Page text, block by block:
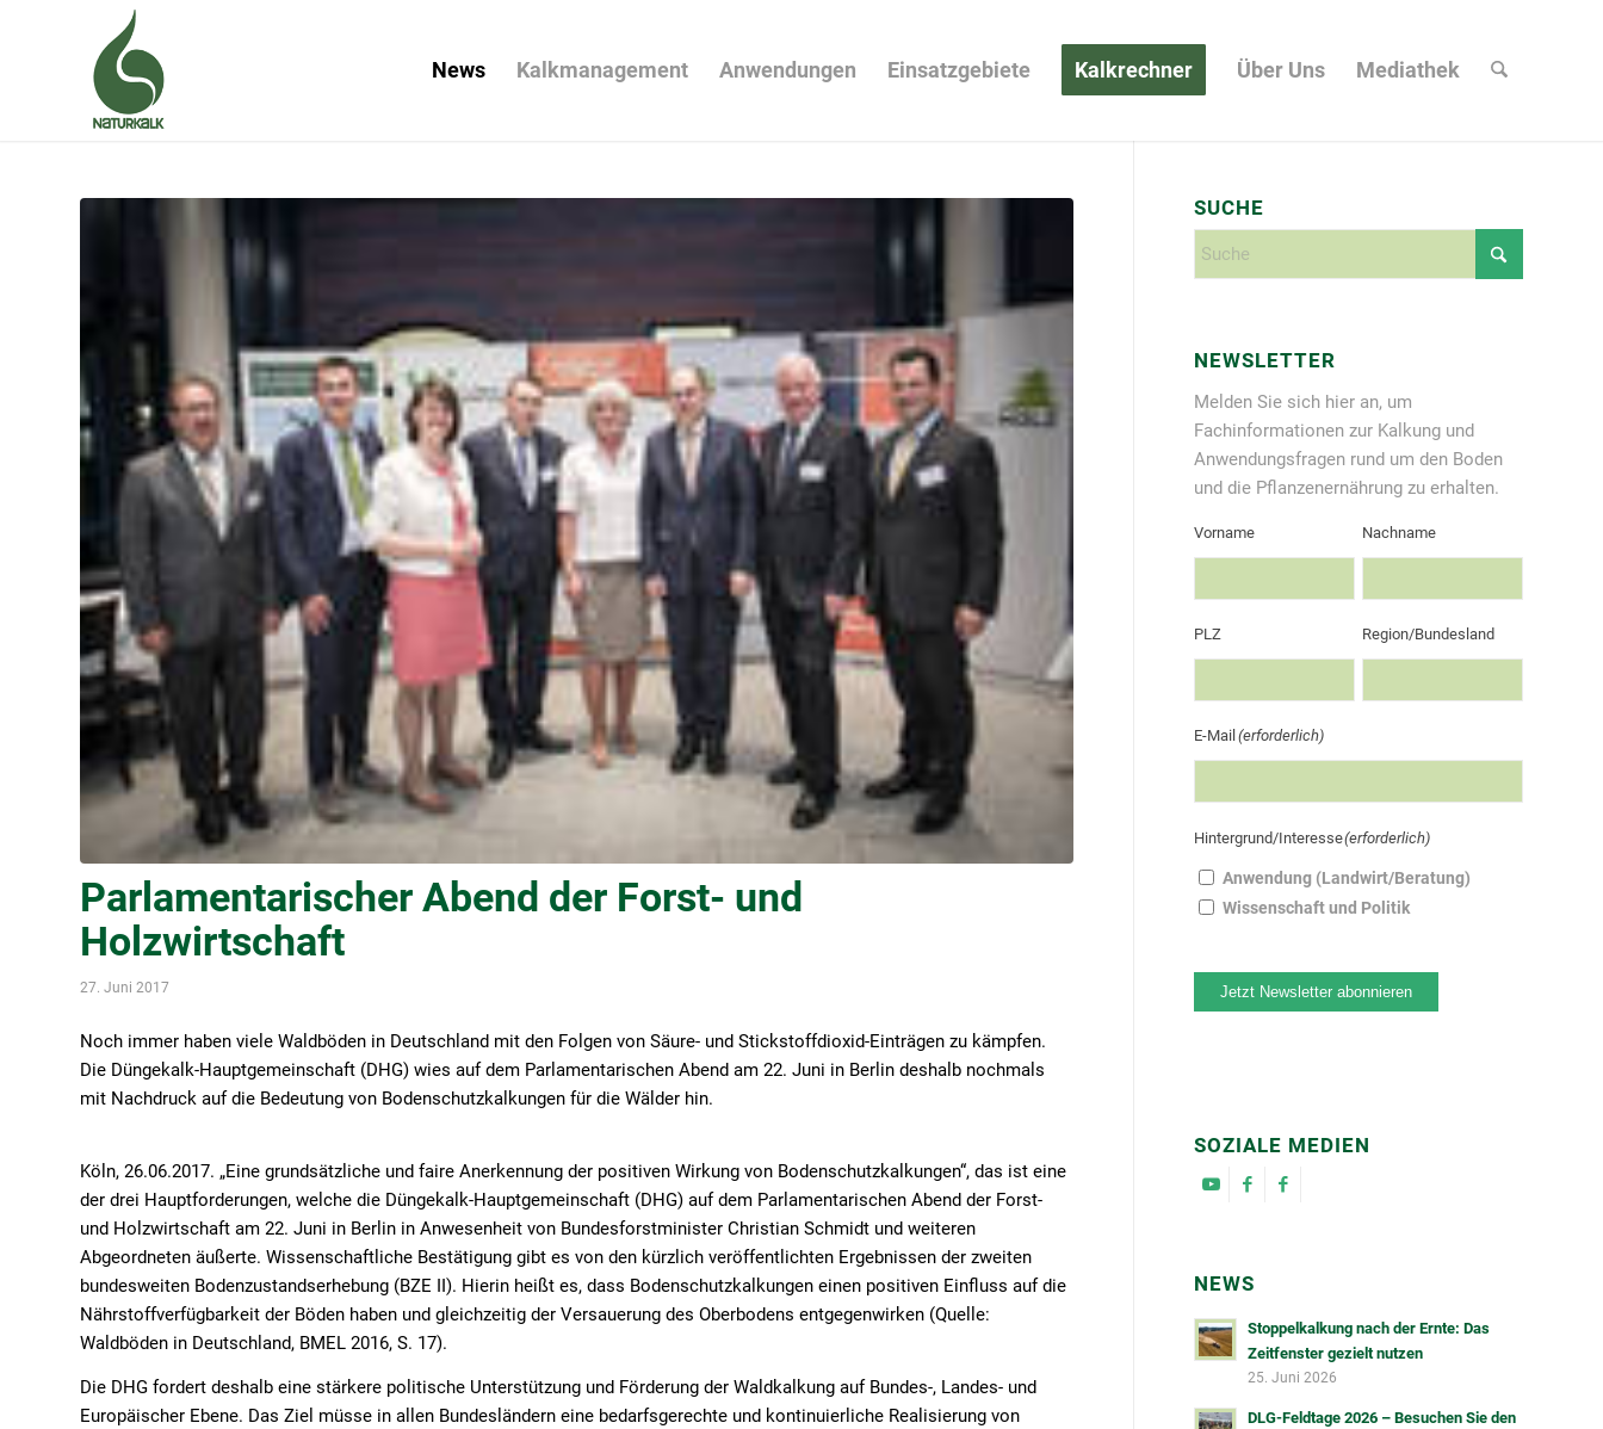
News Kalkmanagement Anwendungen Einsatzgebiete Kalkrechner Über Uns Mediathek
Parlamentarischer Abend der Forst- und
Holzwirtschaft
27. Juni 2017
Noch immer haben viele Waldböden in Deutschland mit den Folgen von Säure- und Stickstoffdioxid-Einträgen zu kämpfen.
Die Düngekalk-Hauptgemeinschaft (DHG) wies auf dem Parlamentarischen Abend am 22. Juni in Berlin deshalb nochmals
mit Nachdruck auf die Bedeutung von Bodenschutzkalkungen für die Wälder hin.
Köln, 26.06.2017. „Eine grundsätzliche und faire Anerkennung der positiven Wirkung von Bodenschutzkalkungen“, das ist eine
der drei Hauptforderungen, welche die Düngekalk-Hauptgemeinschaft (DHG) auf dem Parlamentarischen Abend der Forst-
und Holzwirtschaft am 22. Juni in Berlin in Anwesenheit von Bundesforstminister Christian Schmidt und weiteren
Abgeordneten äußerte. Wissenschaftliche Bestätigung gibt es von den kürzlich veröffentlichten Ergebnissen der zweiten
bundesweiten Bodenzustandserhebung (BZE II). Hierin heißt es, dass Bodenschutzkalkungen einen positiven Einfluss auf die
Nährstoffverfügbarkeit der Böden haben und gleichzeitig der Versauerung des Oberbodens entgegenwirken (Quelle:
Waldböden in Deutschland, BMEL 2016, S. 17).
Die DHG fordert deshalb eine stärkere politische Unterstützung und Förderung der Waldkalkung auf Bundes-, Landes- und
Europäischer Ebene. Das Ziel müsse in allen Bundesländern eine bedarfsgerechte und kontinuierliche Realisierung von
SUCHE
NEWSLETTER
Melden Sie sich hier an, um
Fachinformationen zur Kalkung und
Anwendungsfragen rund um den Boden
und die Pflanzenernährung zu erhalten.
Vorname Nachname
PLZ Region/Bundesland
E-Mail(erforderlich)
Hintergrund/Interesse(erforderlich)
Anwendung (Landwirt/Beratung)
Wissenschaft und Politik
Jetzt Newsletter abonnieren
SOZIALE MEDIEN
NEWS
Stoppelkalkung nach der Ernte: Das
Zeitfenster gezielt nutzen
25. Juni 2026
DLG-Feldtage 2026 – Besuchen Sie den